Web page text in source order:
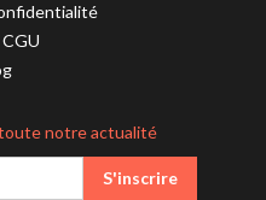
CGU
notre actualité
S'inscrire